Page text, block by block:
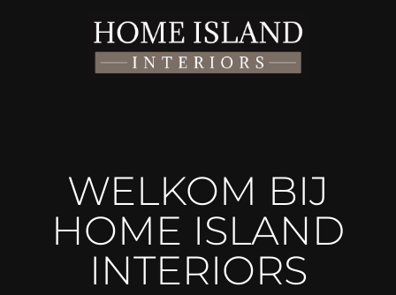
WELKOM BIJ
HOME ISLAND
INTERIORS